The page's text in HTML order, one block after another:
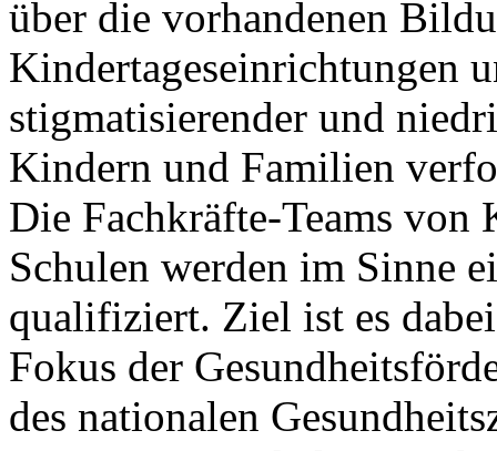
über die vorhandenen
Kindertageseinrichtungen
stigmatisierender und
Kindern und Familien
Die Fachkräfte-Teams von
Schulen werden im Sinne
qualifiziert. Ziel ist es
Fokus der
des nationalen